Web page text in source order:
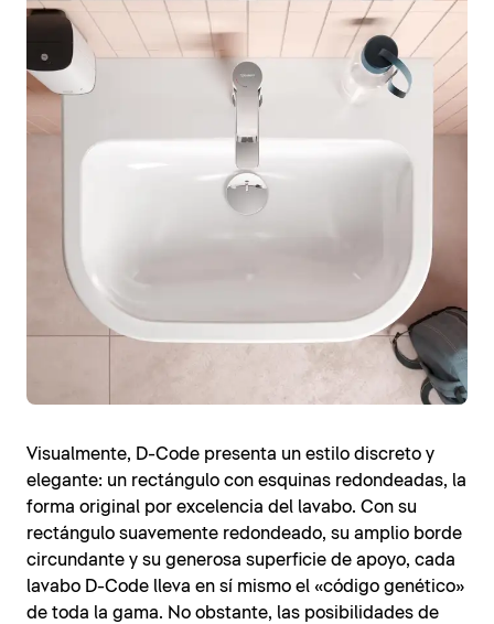
Visualmente, D-Code presenta un estilo discreto y
elegante: un rectángulo con esquinas redondeadas, la
forma original por excelencia del lavabo. Con su
rectángulo suavemente redondeado, su amplio borde
circundante y su generosa superficie de apoyo, cada
lavabo D-Code lleva en sí mismo el «código genético»
de toda la gama. No obstante, las posibilidades de